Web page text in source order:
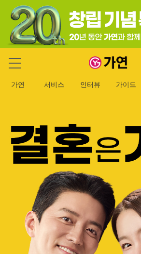
가연 결혼정보회사
가연 서비스 인터뷰 가이드